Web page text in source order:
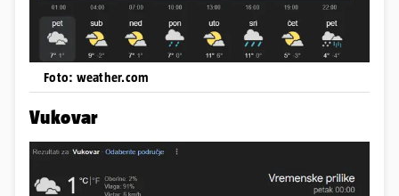
Foto: weather.com
Vukovar